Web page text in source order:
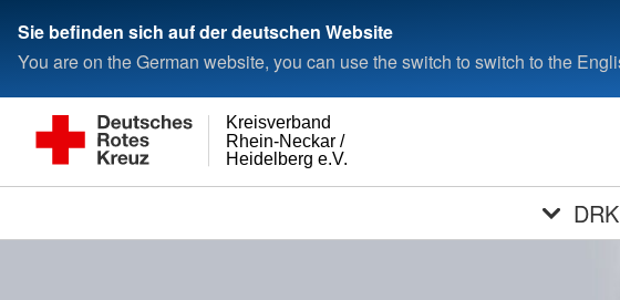
Sie befinden sich auf der deutschen Website
You are on the German website, you can use the switch to switch to the
Heidelberg e.V.
Rhein-Neckar /
Kreisverband